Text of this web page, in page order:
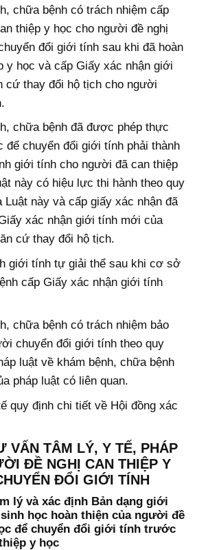
chữa bệnh có trách nhiệm cấp
thiệp y học cho người đề nghị
đổi giới tính sau khi đã hoàn
y học và cấp Giấy xác nhận giới
cứ thay đổi hộ tịch cho người
chữa bệnh đã được phép thực
để chuyển đổi giới tính phải thành
giới tính cho người đã can thiệp
này có hiệu lực thi hành theo quy
Luật này và cấp giấy xác nhận đã
xác nhận giới tính mới của
cứ thay đổi hộ tịch.
giới tính tự giải thể sau khi cơ sở
cấp Giấy xác nhận giới tính
chữa bệnh có trách nhiệm bảo
chuyển đổi giới tính theo quy
luật về khám bệnh, chữa bệnh
pháp luật có liên quan.
quy định chi tiết về Hội đồng xác
VẤN TÂM LÝ, Y TẾ, PHÁP
ĐỀ NGHỊ CAN THIỆP Y
ĐỔI GIỚI TÍNH
lý và xác định Bản dạng giới
học hoàn thiện của người đề
để chuyển đổi giới tính trước
y học